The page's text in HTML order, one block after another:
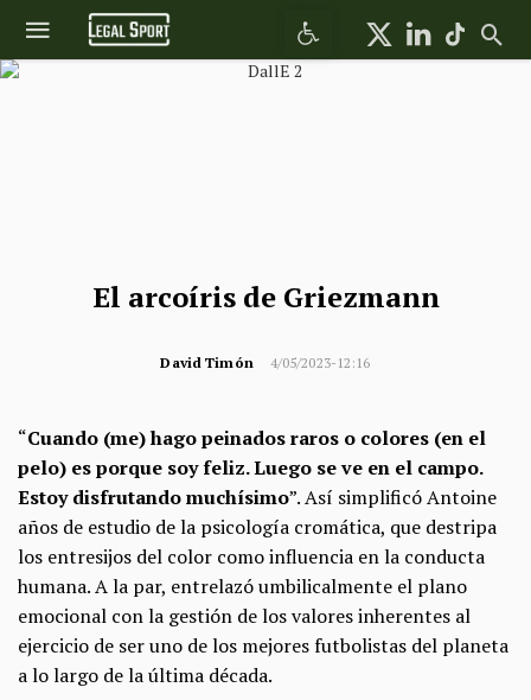
Abrir barra de herramientas
El arcoíris de Griezmann
David Timón 4/05/2023-12:16
“Cuando (me) hago peinados raros o colores (en el
pelo) es porque soy feliz. Luego se ve en el campo.
Estoy disfrutando muchísimo”. Así simplificó Antoine
años de estudio de la psicología cromática, que destripa
los entresijos del color como influencia en la conducta
humana. A la par, entrelazó umbilicalmente el plano
emocional con la gestión de los valores inherentes al
ejercicio de ser uno de los mejores futbolistas del planeta
a lo largo de la última década.